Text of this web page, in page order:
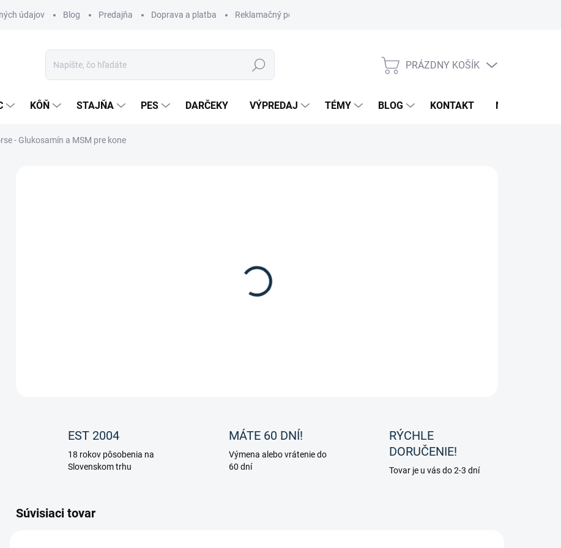
údajov Blog Predajňa Doprava a platba Reklamačný poriadok
Hľadať
NÁKUPNÝ
PRÁZDNY KOŠÍK
KÔŇ STAJŇA PES DARČEKY VÝPREDAJ TÉMY BLOG KONTAKT NOVINKY
- Glukosamín a MSM pre kone
Glukosamín a MSM pre kone od spoločnosti Pharmahorse je
vyvážená čistá zmes. Produkt obsahuje 50 % glukosamín
EST 2004
18 rokov pôsobenia na
Slovenskom trhu
MÁTE 60 DNÍ!
Výmena alebo vrátenie do
60 dní
RÝCHLE
DORUČENIE!
Tovar je u vás do 2-3 dní
Súvisiaci tovar